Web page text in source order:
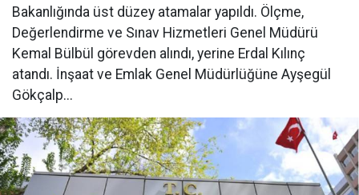
Bakanlığında üst düzey atamalar yapıldı. Ölçme,
Değerlendirme ve Sınav Hizmetleri Genel Müdürü
Kemal Bülbül görevden alındı, yerine Erdal Kılınç
atandı. İnşaat ve Emlak Genel Müdürlüğüne Ayşegül
Gökçalp...